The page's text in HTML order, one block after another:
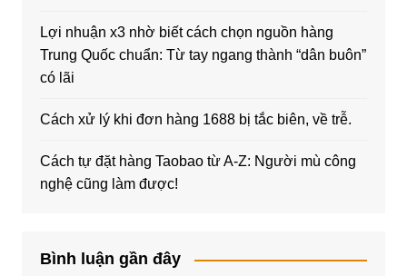
Lợi nhuận x3 nhờ biết cách chọn nguồn hàng
Trung Quốc chuẩn: Từ tay ngang thành “dân buôn”
có lãi
Cách xử lý khi đơn hàng 1688 bị tắc biên, về trễ.
Cách tự đặt hàng Taobao từ A-Z: Người mù công
nghệ cũng làm được!
Bình luận gần đây